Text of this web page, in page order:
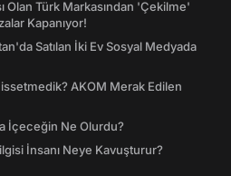
Olan Türk Markasından 'Çekilme'
Kapanıyor!
Satılan İki Ev Sosyal Medyada
AKOM Merak Edilen
İçeceğin Ne Olurdu?
İnsanı Neye Kavuşturur?